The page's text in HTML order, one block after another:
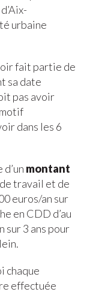
urbaine
fait partie de
sa date
pas avoir
dans les 6
montant
travail et de
euros/an sur
en CDD d’au
sur 3 ans pour
chaque
effectuée